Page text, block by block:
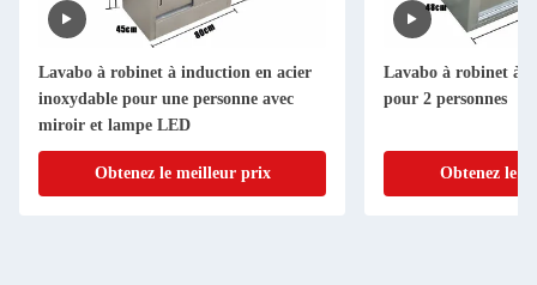
Lavabo à robinet à induction en acier
inoxydable pour une personne avec
miroir et lampe LED
Obtenez le meilleur prix
Lavabo à robinet à
pour 2 personnes
Obtenez le